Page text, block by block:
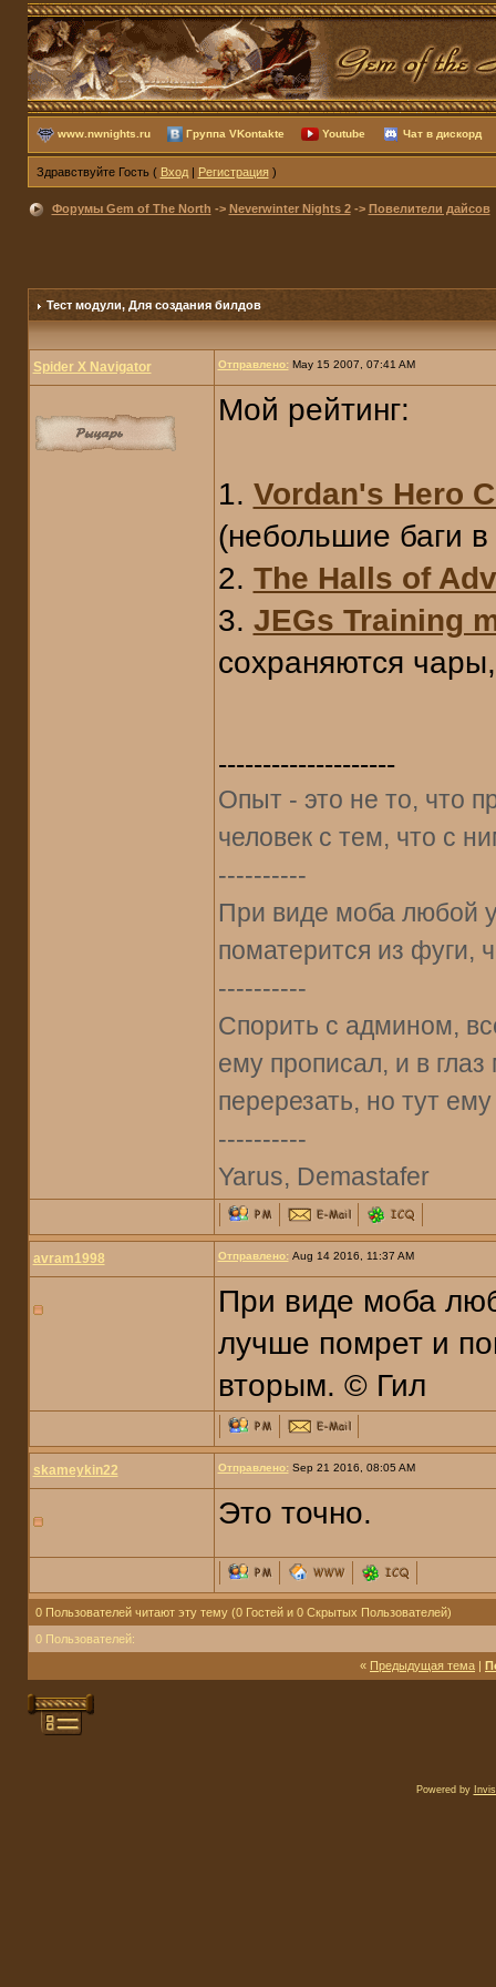
www.nwnights.ru Группа VKontakte Youtube Чат в дискорд
Здравствуйте Гость ( Вход| Регистрация)
Форумы Gem of The North -> Neverwinter Nights 2-> Повелители дайсов
Тест модули, Для создания билдов
Spider X Navigator Отправлено:May 15 2007, 07:41 AM
Мой рейтинг:
1. Vordan's Hero
(небольшие баги
2. The Halls of
3. JEGs Training
сохраняются
--------------------
Опыт - это не то, что
человек с тем, что с
----------
При виде моба любой
поматерится из фуги,
----------
Спорить с админом,
ему прописал, и в
перерезать, но тут
----------
Yarus, Demastafer
avram1998 Отправлено:Aug 14 2016, 11:37 AM
При виде моба
лучше помрет и
вторым. © Гил
skameykin22 Отправлено:Sep 21 2016, 08:05 AM
Это точно.
0 Пользователей читают эту тему (0 Гостей и 0 Скрытых Пользователей)
0 Пользователей:
« Предыдущая тема |
Powered by